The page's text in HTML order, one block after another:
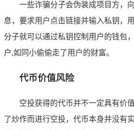
一些诈骗分子会伪装成项目方，
息，要求用户点击链接并输入私钥，
分子就可以通过私钥控制用户的钱包
户,如同小偷偷走了用户的财富。
代币价值风险
空投获得的代币并不一定具有价
了炒作而进行空投，代币本身并没有